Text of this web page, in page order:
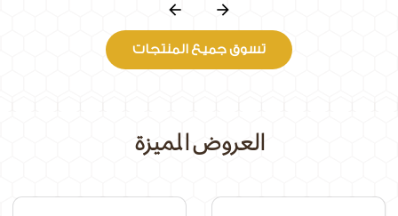
تسوق جميع المنتجات
arrow_back arrow_forward
العروض المميزة